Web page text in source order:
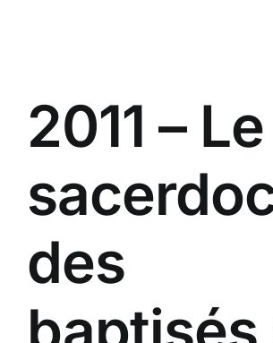
2011 – Le
des